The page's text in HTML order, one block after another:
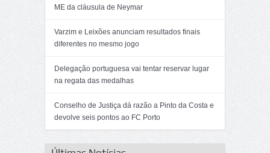
ME da cláusula de Neymar
Varzim e Leixões anunciam resultados finais
diferentes no mesmo jogo
Delegação portuguesa vai tentar reservar lugar
na regata das medalhas
Conselho de Justiça dá razão a Pinto da Costa e
devolve seis pontos ao FC Porto